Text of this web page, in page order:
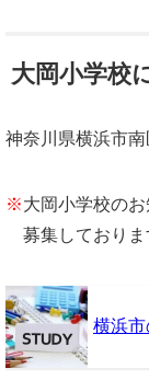
大岡小学校
神奈川県横浜市南
※大岡小学校の
募集しておりま
横浜